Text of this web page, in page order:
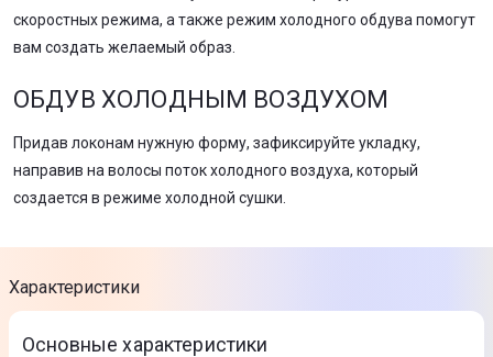
скоростных режима, а также режим холодного обдува помогут
вам создать желаемый образ.
ОБДУВ ХОЛОДНЫМ ВОЗДУХОМ
Придав локонам нужную форму, зафиксируйте укладку,
направив на волосы поток холодного воздуха, который
создается в режиме холодной сушки.
Характеристики
Основные характеристики